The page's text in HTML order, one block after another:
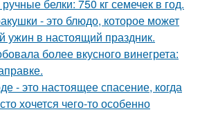
белки: 750 кг семечек в год.
- это блюдо, которое может
ужин в настоящий праздник.
более вкусного винегрета:
- это настоящее спасение, когда
хочется чего-то особенно